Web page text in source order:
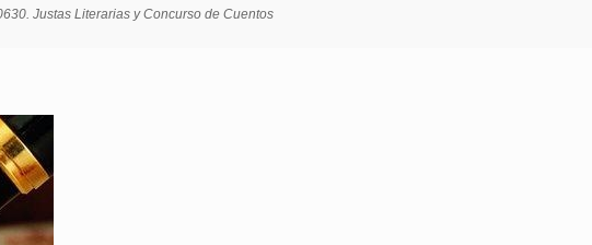
Justas Literarias y Concurso de Cuentos